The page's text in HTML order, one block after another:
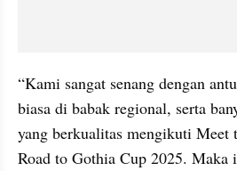
“Kami sangat senang dengan
biasa di babak regional, serta
yang berkualitas mengikuti
Road to Gothia Cup 2025. Maka